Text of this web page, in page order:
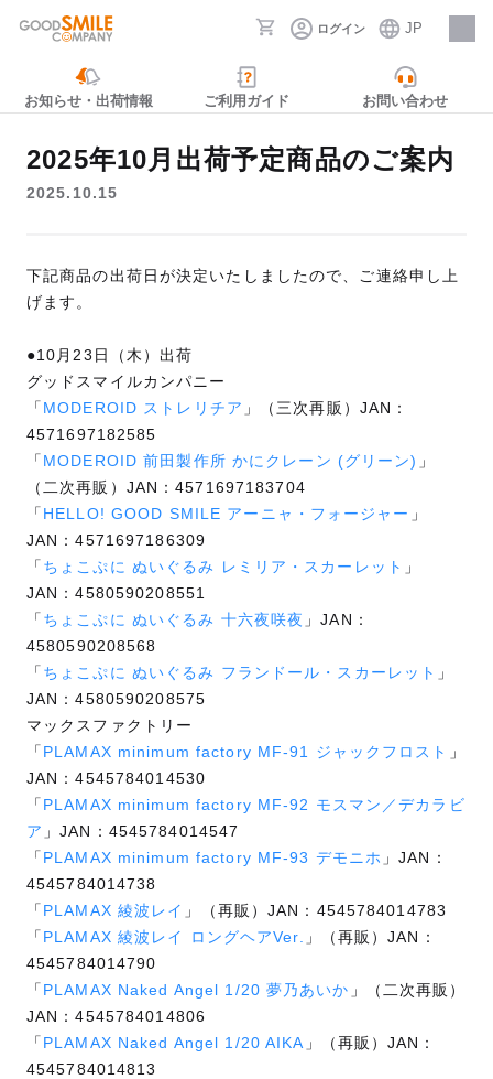
ログイン JP
採用情報
お知らせ・出荷情報 ご利用ガイド お問い合わせ
2025年10月出荷予定商品のご案内
2025.10.15
下記商品の出荷日が決定いたしましたので、ご連絡申し上
げます。
●10月23日（木）出荷
グッドスマイルカンパニー
「 MODEROID ストレリチア 」（三次再販）JAN：
4571697182585
「 MODEROID 前田製作所 かにクレーン (グリーン) 」
（二次再販）JAN：4571697183704
「 HELLO! GOOD SMILE アーニャ・フォージャー 」
JAN：4571697186309
「 ちょこぷに ぬいぐるみ レミリア・スカーレット 」
JAN：4580590208551
「 ちょこぷに ぬいぐるみ 十六夜咲夜 」JAN：
4580590208568
「 ちょこぷに ぬいぐるみ フランドール・スカーレット 」
JAN：4580590208575
マックスファクトリー
「 PLAMAX minimum factory MF-91 ジャックフロスト
」
JAN：4545784014530
「 PLAMAX minimum factory MF-92 モスマン／デカラビ
ア 」JAN：4545784014547
「 PLAMAX minimum factory MF-93 デモニホ 」JAN：
4545784014738
「 PLAMAX 綾波レイ 」（再販）JAN：4545784014783
「 PLAMAX 綾波レイ ロングヘアVer.
」（再販）JAN：
4545784014790
「 PLAMAX Naked Angel 1/20 夢乃あいか 」（二次再販）
JAN：4545784014806
「 PLAMAX Naked Angel 1/20 AIKA 」（再販）JAN：
4545784014813